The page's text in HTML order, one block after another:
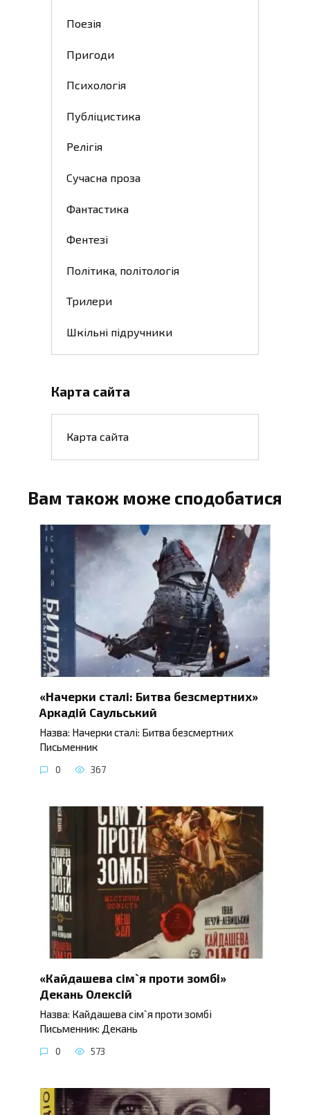
Поезія
Пригоди
Психологія
Публіцистика
Релігія
Сучасна проза
Фантастика
Фентезі
Політика, політологія
Трилери
Шкільні підручники
Карта сайта
Карта сайта
Вам також може сподобатися
«Начерки сталі: Битва безсмертних»
Аркадій Саульський
Назва: Начерки сталі: Битва безсмертних
Письменник
0 367
«Кайдашева сім`я проти зомбі»
Декань Олексій
Назва: Кайдашева сім`я проти зомбі
Письменник: Декань
0 573